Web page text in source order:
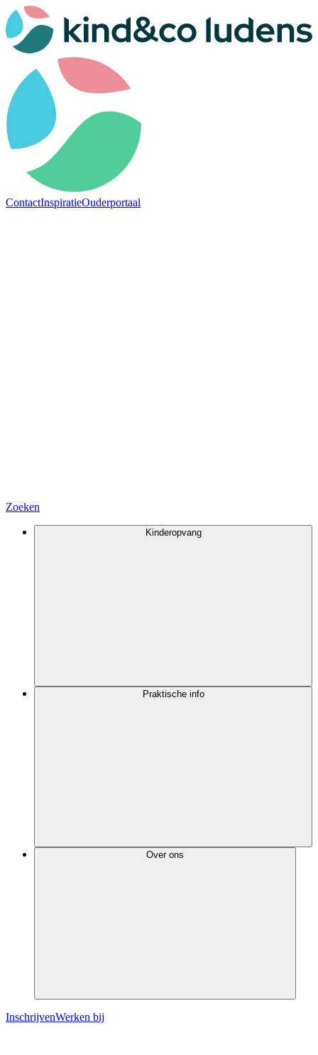
ContactInspiratieOuderportaal
Zoeken
Kinderopvang
Praktische info
Over ons
InschrijvenWerken bij